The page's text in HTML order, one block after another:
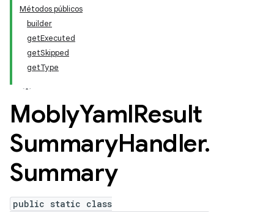
Métodos públicos
builder
getExecuted
getSkipped
getType
MoblyYamlResult
SummaryHandler.
Summary
public static class